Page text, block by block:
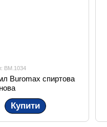
BM.1034
Buromax спиртова
Купити